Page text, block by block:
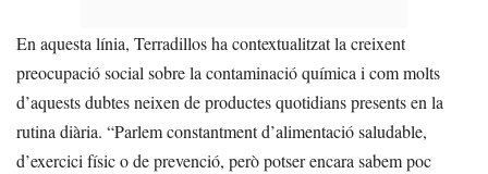
En aquesta línia, Terradillos ha contextualitzat la creixent
preocupació social sobre la contaminació química i com molts
d’aquests dubtes neixen de productes quotidians presents en la
rutina diària. “Parlem constantment d’alimentació saludable,
d’exercici físic o de prevenció, però potser encara sabem poc